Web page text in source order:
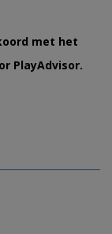
met het
PlayAdvisor.